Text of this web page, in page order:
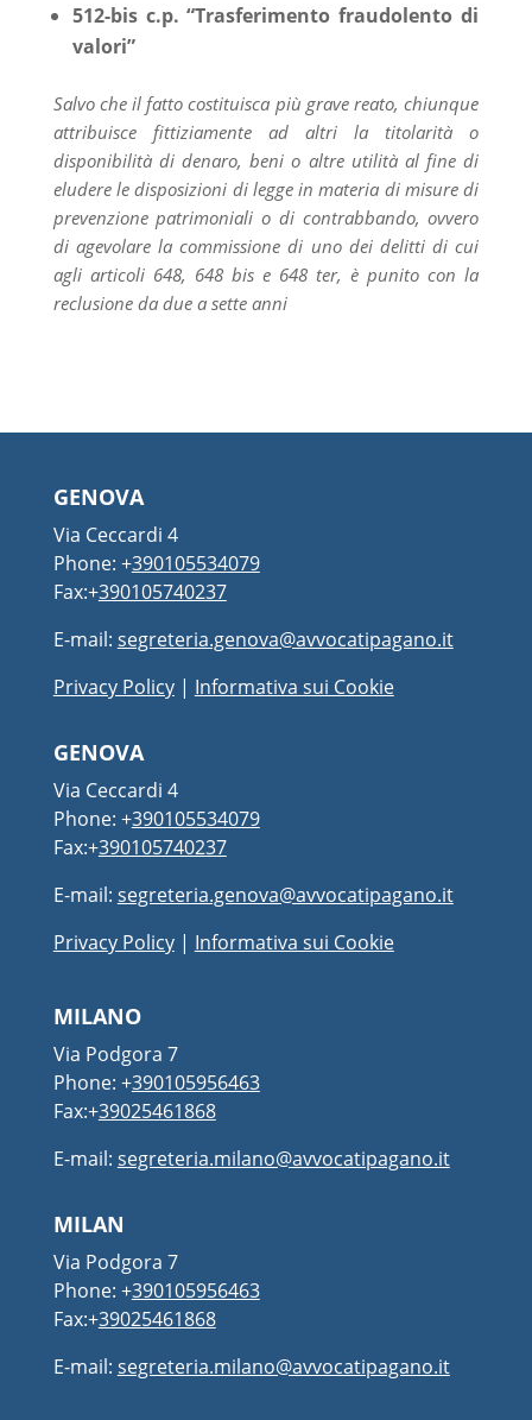
512-bis c.p. “Trasferimento fraudolento di
valori”
Salvo che il fatto costituisca più grave reato, chiunque
attribuisce fittiziamente ad altri la titolarità o
disponibilità di denaro, beni o altre utilità al fine di
eludere le disposizioni di legge in materia di misure di
prevenzione patrimoniali o di contrabbando, ovvero
di agevolare la commissione di uno dei delitti di cui
agli articoli 648, 648 bis e 648 ter, è punito con la
reclusione da due a sette anni
GENOVA
Via Ceccardi 4
Phone: +390105534079
Fax:+390105740237
E-mail: segreteria.genova@avvocatipagano.it
Privacy Policy| Informativa sui Cookie
GENOVA
Via Ceccardi 4
Phone: +390105534079
Fax:+390105740237
E-mail: segreteria.genova@avvocatipagano.it
Privacy Policy| Informativa sui Cookie
MILANO
Via Podgora 7
Phone: +390105956463
Fax:+39025461868
E-mail: segreteria.milano@avvocatipagano.it
MILAN
Via Podgora 7
Phone: +390105956463
Fax:+39025461868
E-mail: segreteria.milano@avvocatipagano.it